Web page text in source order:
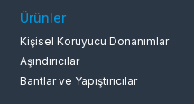
Ürünler
Kişisel Koruyucu Donanımlar
Aşındırıcılar
Bantlar ve Yapıştırıcılar